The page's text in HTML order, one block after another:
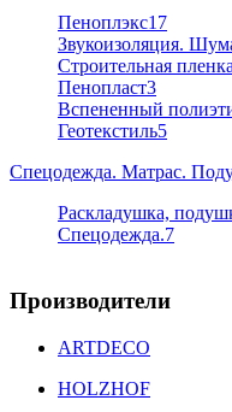
Пеноплэкс17
Звукоизоляция.
Строительная
Пенопласт3
Вспененный
Геотекстиль5
Спецодежда. Матрас.
Раскладушка,
Спецодежда.7
Производители
ARTDECO
HOLZHOF